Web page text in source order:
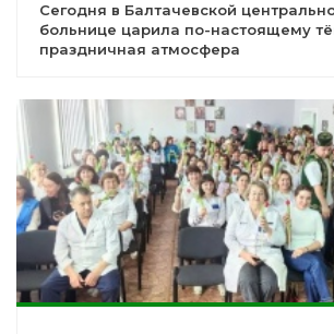
Сегодня в Балтачевской
больнице царила по-настоящему
праздничная атмосфера